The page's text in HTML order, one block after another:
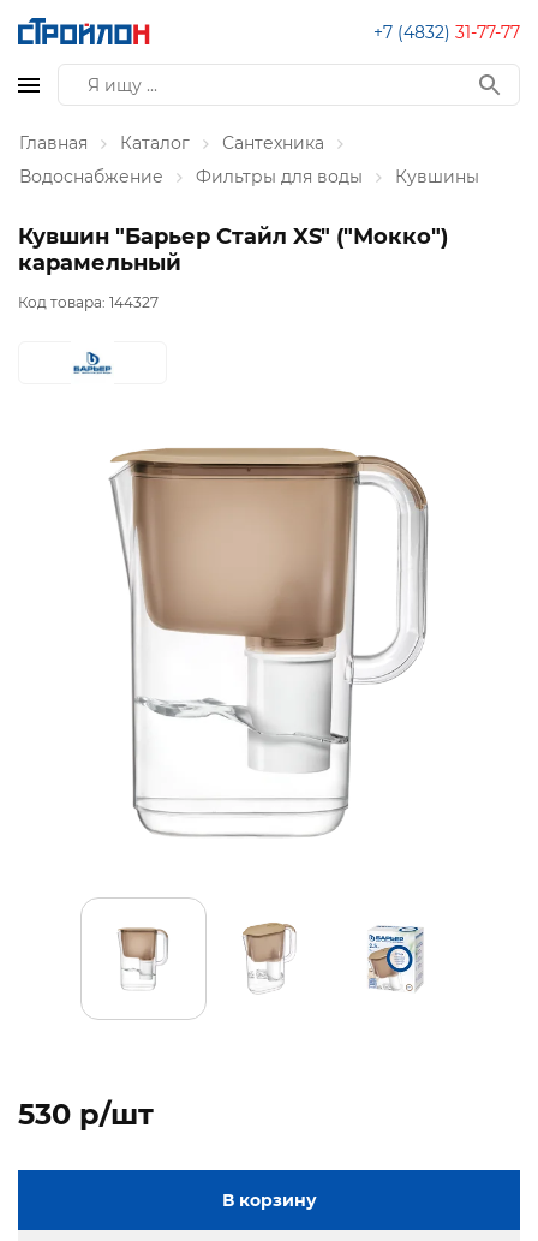
+7 (4832) 31-77-77
Главная Каталог
Сантехника
Водоснабжение
Фильтры для воды Кувшины
Кувшин "Барьер Стайл XS" ("Мокко")
карамельный
Код товара: 144327
530 p/шт
В корзину